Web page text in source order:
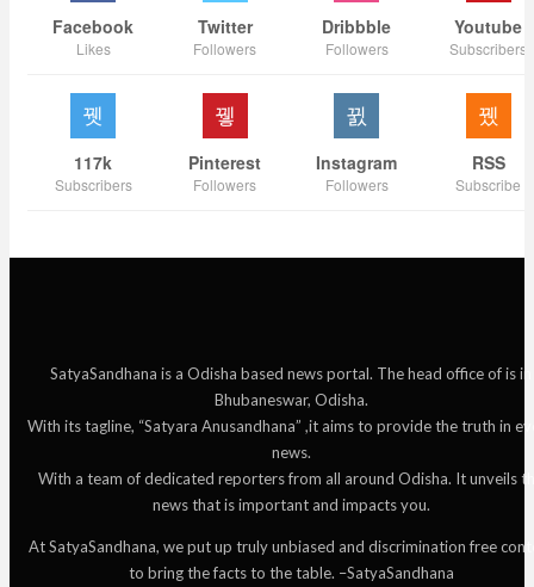
Facebook
Likes
Twitter
Followers
Dribbble
Followers
Youtube
Subscribers
117k
Subscribers
Pinterest
Followers
Instagram
Followers
RSS
Subscribe
SatyaSandhana is a Odisha based news portal. The head office of is in
Bhubaneswar, Odisha.
With its tagline, “Satyara Anusandhana” ,it aims to provide the truth in
news.
With a team of dedicated reporters from all around Odisha. It unveils
news that is important and impacts you.
At SatyaSandhana, we put up truly unbiased and discrimination free
to bring the facts to the table. –SatyaSandhana